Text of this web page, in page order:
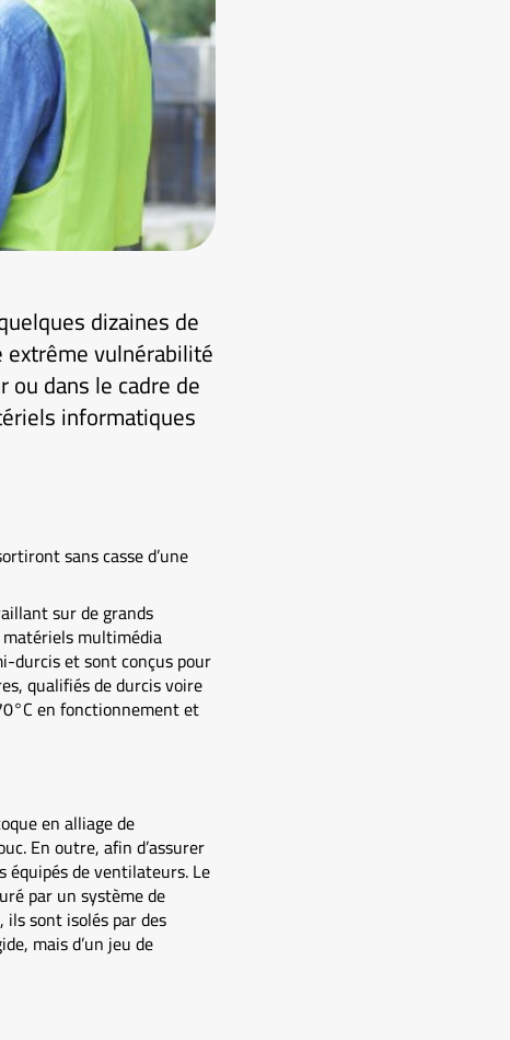
dizaines de
extrême vulnérabilité
dans le cadre de
informatiques
sans casse d’une
sur de grands
multimédia
durcis et sont conçus pour
qualifiés de durcis voire
en fonctionnement et
en alliage de
En outre, afin d’assurer
de ventilateurs. Le
par un système de
sont isolés par des
mais d’un jeu de